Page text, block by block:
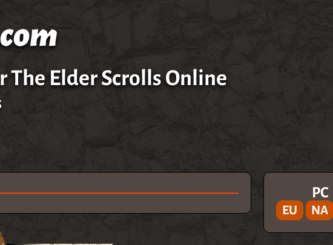
The Elder Scrolls Online
PC
EU NA